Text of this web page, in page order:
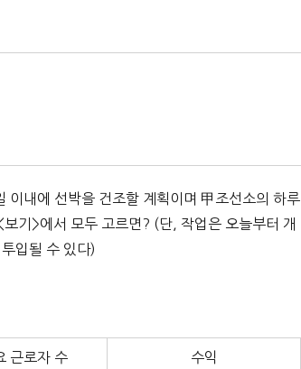
내에 선박을 건조할 계획이며 甲조선소의 하루
기>에서 모두 고르면? (단, 작업은 오늘부터 개
입될 수 있다)
근로자 수 수익